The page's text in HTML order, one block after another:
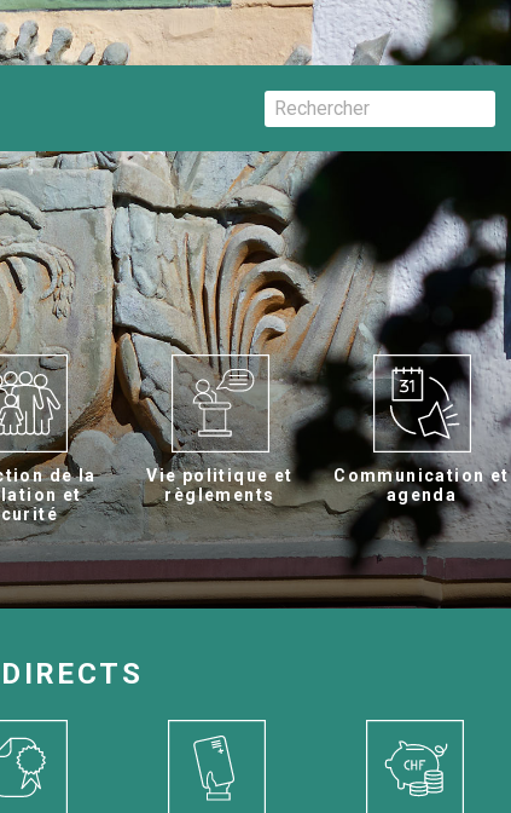
de la
et
Vie politique et
règlements
Communication et
agenda